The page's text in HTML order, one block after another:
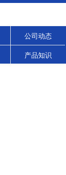
公司动态
产品知识